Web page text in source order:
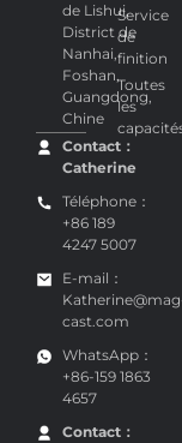
de Lishui,
District de
Nanhai,
Foshan,
Guangdong,
Chine
Contact：
Catherine
Téléphone：
+86 189
4247 5007
E-mail：
cast.com
WhatsApp：
+86-159 1863
4657
Contact：
Service
de
finition
Toutes
les